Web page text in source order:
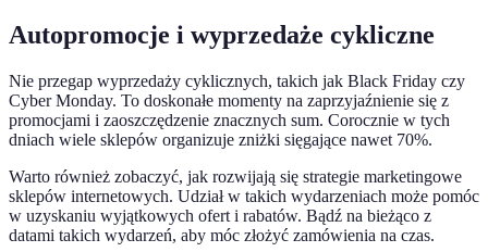
Autopromocje i wyprzedaże cykliczne
Nie przegap wyprzedaży cyklicznych, takich jak Black Friday czy
Cyber Monday. To doskonałe momenty na zaprzyjaźnienie się z
promocjami i zaoszczędzenie znacznych sum. Corocznie w tych
dniach wiele sklepów organizuje zniżki sięgające nawet 70%.
Warto również zobaczyć, jak rozwijają się strategie marketingowe
sklepów internetowych. Udział w takich wydarzeniach może pomóc
w uzyskaniu wyjątkowych ofert i rabatów. Bądź na bieżąco z
datami takich wydarzeń, aby móc złożyć zamówienia na czas.